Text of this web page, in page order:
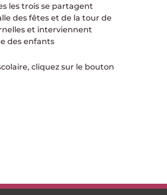
les trois se partagent
des fêtes et de la tour de
et interviennent
des enfants
cliquez sur le bouton